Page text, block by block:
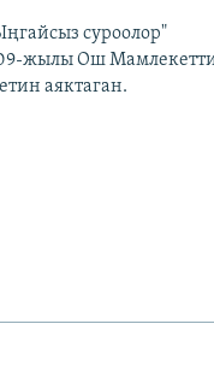
суроолор"
жылы Ош
аяктаган.